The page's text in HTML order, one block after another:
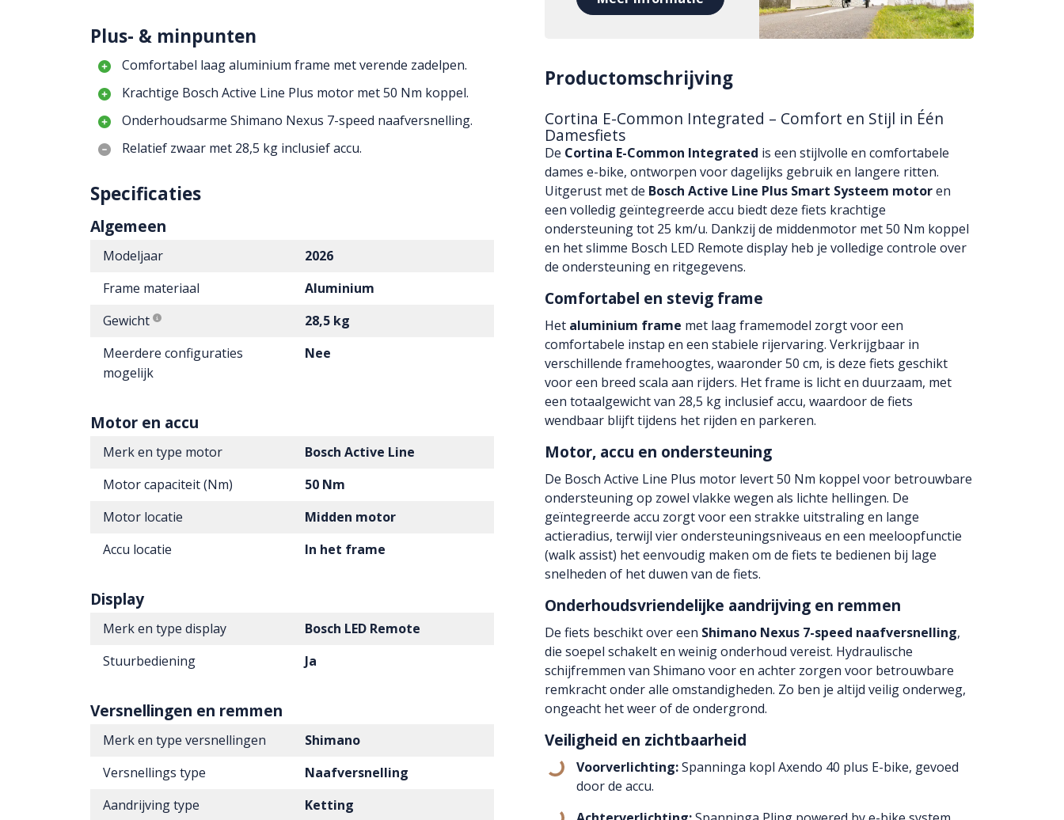
Plus- & minpunten
Comfortabel laag aluminium frame met verende zadelpen.
Krachtige Bosch Active Line Plus motor met 50 Nm koppel.
Onderhoudsarme Shimano Nexus 7-speed naafversnelling.
Relatief zwaar met 28,5 kg inclusief accu.
Specificaties
Algemeen
Modeljaar
2026
Frame materiaal
Aluminium
Gewicht
28,5 kg
Meerdere configuraties
mogelijk
Nee
Motor en accu
Merk en type motor
Bosch Active Line
Motor capaciteit (Nm)
50 Nm
Motor locatie
Midden motor
Accu locatie
In het frame
Display
Merk en type display
Bosch LED Remote
Stuurbediening
Ja
Versnellingen en remmen
Merk en type versnellingen
Shimano
Versnellings type
Naafversnelling
Aandrijving type
Ketting
Productomschrijving
Cortina E-Common Integrated – Comfort en Stijl in Één
Damesfiets
De Cortina E-Common Integrated is een stijlvolle en comfortabele
dames e-bike, ontworpen voor dagelijks gebruik en langere ritten.
Uitgerust met de Bosch Active Line Plus Smart Systeem motoren
een volledig geïntegreerde accu biedt deze fiets krachtige
ondersteuning tot 25 km/u. Dankzij de middenmotor met 50 Nm koppel
en het slimme Bosch LED Remote display heb je volledige controle over
de ondersteuning en ritgegevens.
Comfortabel en stevig frame
Het aluminium frame met laag framemodel zorgt voor een
comfortabele instap en een stabiele rijervaring. Verkrijgbaar in
verschillende framehoogtes, waaronder 50 cm, is deze fiets geschikt
voor een breed scala aan rijders. Het frame is licht en duurzaam, met
een totaalgewicht van 28,5 kg inclusief accu, waardoor de fiets
wendbaar blijft tijdens het rijden en parkeren.
Motor, accu en ondersteuning
De Bosch Active Line Plus motor levert 50 Nm koppel voor betrouwbare
ondersteuning op zowel vlakke wegen als lichte hellingen. De
geïntegreerde accu zorgt voor een strakke uitstraling en lange
actieradius, terwijl vier ondersteuningsniveaus en een meeloopfunctie
(walk assist) het eenvoudig maken om de fiets te bedienen bij lage
snelheden of het duwen van de fiets.
Onderhoudsvriendelijke aandrijving en remmen
De fiets beschikt over een Shimano Nexus 7-speed naafversnelling,
die soepel schakelt en weinig onderhoud vereist. Hydraulische
schijfremmen van Shimano voor en achter zorgen voor betrouwbare
remkracht onder alle omstandigheden. Zo ben je altijd veilig onderweg,
ongeacht het weer of de ondergrond.
Veiligheid en zichtbaarheid
Voorverlichting:Spanninga kopl Axendo 40 plus E-bike, gevoed
door de accu.